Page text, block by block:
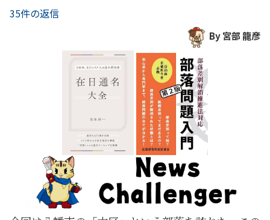
35件の返信
By 宮部 龍彦